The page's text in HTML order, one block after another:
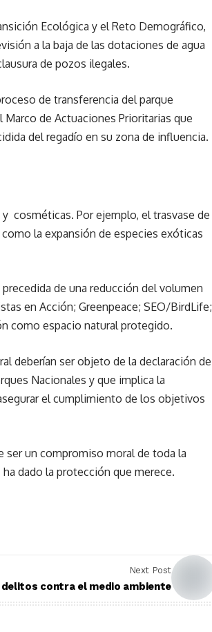
Ecológica y el Reto Demográfico,
a la baja de las dotaciones de agua
de pozos ilegales.
de transferencia del parque
de Actuaciones Prioritarias que
del regadío en su zona de influencia.
cosméticas. Por ejemplo, el trasvase de
la expansión de especies exóticas
de una reducción del volumen
en Acción; Greenpeace; SEO/BirdLife;
como espacio natural protegido.
deberían ser objeto de la declaración de
Nacionales y que implica la
el cumplimiento de los objetivos
ser un compromiso moral de toda la
dado la protección que merece.
Next Post
contra el medio ambiente